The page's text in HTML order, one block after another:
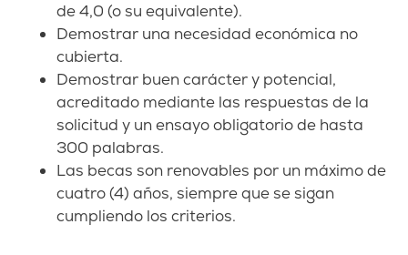
de 4,0 (o su equivalente).
Demostrar una necesidad económica no
cubierta.
Demostrar buen carácter y potencial,
acreditado mediante las respuestas de la
solicitud y un ensayo obligatorio de hasta
300 palabras.
Las becas son renovables por un máximo de
cuatro (4) años, siempre que se sigan
cumpliendo los criterios.